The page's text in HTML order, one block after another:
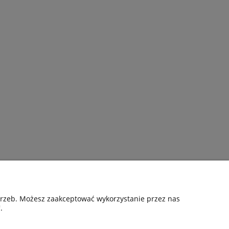
Możesz zaakceptować wykorzystanie przez nas